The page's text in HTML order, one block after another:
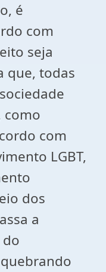
é
com
seja
que, todas
como
com
LGBT,
dos
a